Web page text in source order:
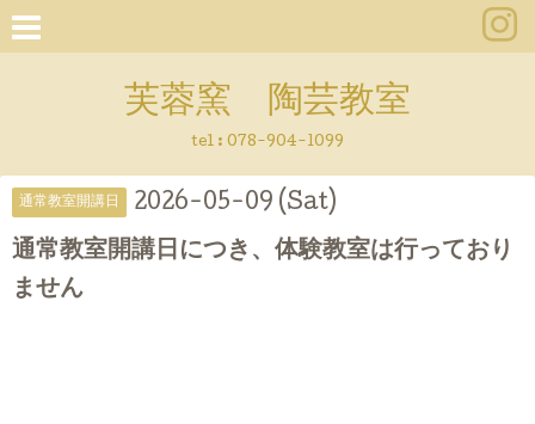
芙蓉窯 陶芸教室
tel : 078-904-1099
通常教室開講日 2026-05-09 (Sat)
通常教室開講日につき、体験教室は行っており
ません